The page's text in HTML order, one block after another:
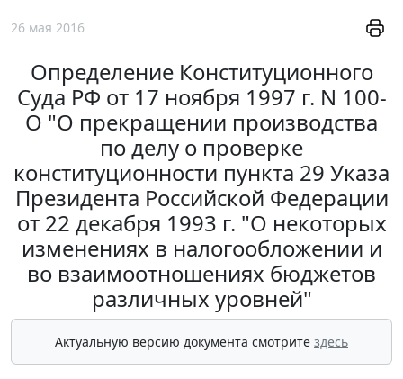
26 мая 2016
Определение Конституционного
Суда РФ от 17 ноября 1997 г. N 100-
О "О прекращении производства
по делу о проверке
конституционности пункта 29 Указа
Президента Российской Федерации
от 22 декабря 1993 г. "О некоторых
изменениях в налогообложении и
во взаимоотношениях бюджетов
различных уровней"
Актуальную версию документа смотрите здесь